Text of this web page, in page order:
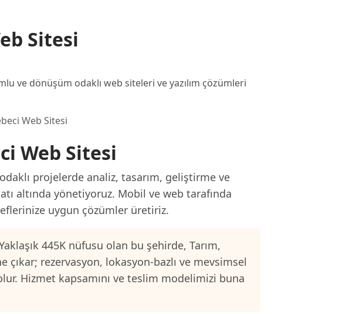
Sitesi
ve dönüşüm odaklı web siteleri ve yazılım çözümleri
Web Sitesi
Web Sitesi
projelerde analiz, tasarım, geliştirme ve
altında yönetiyoruz. Mobil ve web tarafında
uygun çözümler üretiriz.
445K nüfusu olan bu şehirde, Tarım,
rezervasyon, lokasyon-bazlı ve mevsimsel
Hizmet kapsamını ve teslim modelimizi buna